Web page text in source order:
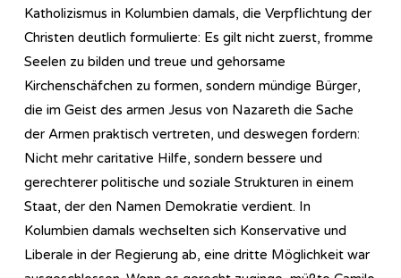
Katholizismus in Kolumbien damals, die Verpflichtung der
Christen deutlich formulierte: Es gilt nicht zuerst, fromme
Seelen zu bilden und treue und gehorsame
Kirchenschäfchen zu formen, sondern mündige Bürger,
die im Geist des armen Jesus von Nazareth die Sache
der Armen praktisch vertreten, und deswegen fordern:
Nicht mehr caritative Hilfe, sondern bessere und
gerechterer politische und soziale Strukturen in einem
Staat, der den Namen Demokratie verdient. In
Kolumbien damals wechselten sich Konservative und
Liberale in der Regierung ab, eine dritte Möglichkeit war